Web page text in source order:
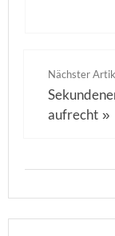
Nächster
aufrecht »